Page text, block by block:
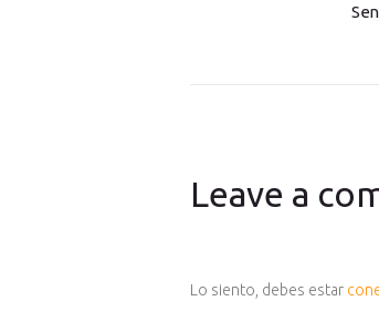
Leave a
Lo siento, debes estar